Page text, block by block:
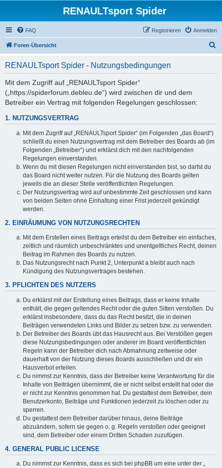
RENAULTsport Spider
FAQ Anmelden
Registrieren
Foren-Übersicht
RENAULTsport Spider - Nutzungsbedingungen
Mit dem Zugriff auf „RENAULTsport Spider“
(„https://spiderforum.debleu.de“) wird zwischen dir und dem
Betreiber ein Vertrag mit folgenden Regelungen geschlossen:
1. NUTZUNGSVERTRAG
Mit dem Zugriff auf „RENAULTsport Spider“ (im Folgenden „das Board“)
schließt du einen Nutzungsvertrag mit dem Betreiber des Boards ab (im
Folgenden „Betreiber“) und erklärst dich mit den nachfolgenden
Regelungen einverstanden.
Wenn du mit diesen Regelungen nicht einverstanden bist, so darfst du
das Board nicht weiter nutzen. Für die Nutzung des Boards gelten
jeweils die an dieser Stelle veröffentlichten Regelungen.
Der Nutzungsvertrag wird auf unbestimmte Zeit geschlossen und kann
von beiden Seiten ohne Einhaltung einer Frist jederzeit gekündigt
werden.
2. EINRÄUMUNG VON NUTZUNGSRECHTEN
Mit dem Erstellen eines Beitrags erteilst du dem Betreiber ein einfaches,
zeitlich und räumlich unbeschränktes und unentgeltliches Recht, deinen
Beitrag im Rahmen des Boards zu nutzen.
Das Nutzungsrecht nach Punkt 2, Unterpunkt a bleibt auch nach
Kündigung des Nutzungsvertrages bestehen.
3. PFLICHTEN DES NUTZERS
Du erklärst mit der Erstellung eines Beitrags, dass er keine Inhalte
enthält, die gegen geltendes Recht oder die guten Sitten verstoßen. Du
erklärst insbesondere, dass du das Recht besitzt, die in deinen
Beiträgen verwendeten Links und Bilder zu setzen bzw. zu verwenden.
Der Betreiber des Boards übt das Hausrecht aus. Bei Verstößen gegen
diese Nutzungsbedingungen oder anderer im Board veröffentlichten
Regeln kann der Betreiber dich nach Abmahnung zeitweise oder
dauerhaft von der Nutzung dieses Boards ausschließen und dir ein
Hausverbot erteilen.
Du nimmst zur Kenntnis, dass der Betreiber keine Verantwortung für die
Inhalte von Beiträgen übernimmt, die er nicht selbst erstellt hat oder die
er nicht zur Kenntnis genommen hat. Du gestattest dem Betreiber, dein
Benutzerkonto, Beiträge und Funktionen jederzeit zu löschen oder zu
sperren.
Du gestattest dem Betreiber darüber hinaus, deine Beiträge
abzuändern, sofern sie gegen o. g. Regeln verstoßen oder geeignet
sind, dem Betreiber oder einem Dritten Schaden zuzufügen.
4. GENERAL PUBLIC LICENSE
Du nimmst zur Kenntnis, dass es sich bei phpBB um eine unter der „